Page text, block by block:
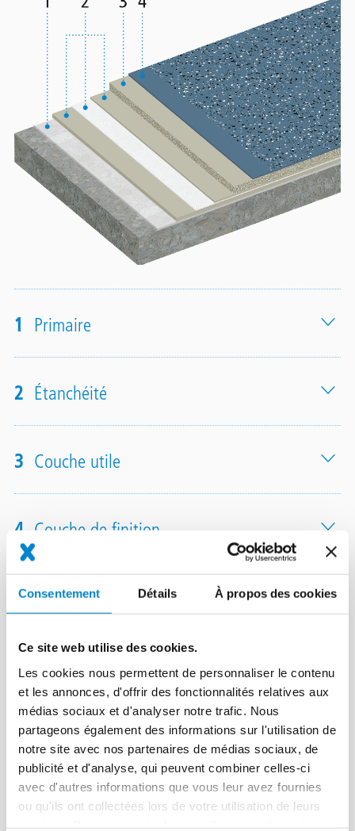
Consentement Détails À propos des cookies
Ce site web utilise des cookies.
Les cookies nous permettent de personnaliser le contenu
et les annonces, d'offrir des fonctionnalités relatives aux
médias sociaux et d'analyser notre trafic. Nous
partageons également des informations sur l'utilisation de
notre site avec nos partenaires de médias sociaux, de
publicité et d'analyse, qui peuvent combiner celles-ci
avec d'autres informations que vous leur avez fournies
ou qu'ils ont collectées lors de votre utilisation de leurs
1 Primaire
2 Étanchéité
3 Couche utile
4 Couche de finition
5 Autres composants du système/options
Instructions d'application